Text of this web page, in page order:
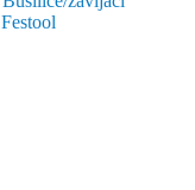
Festool